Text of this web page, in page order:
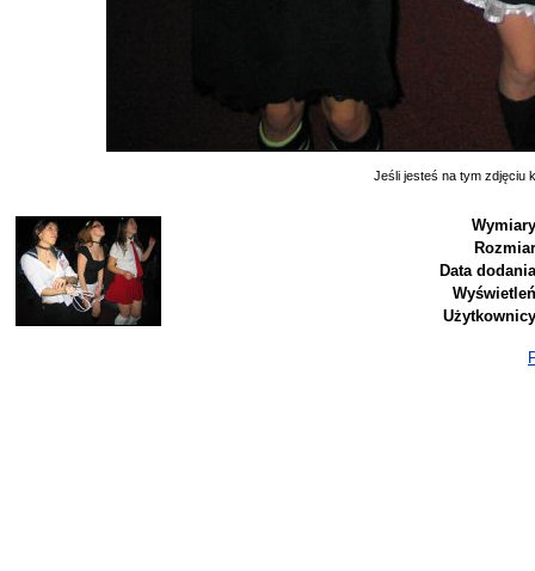
Jeśli jesteś na tym zdjęciu
Data